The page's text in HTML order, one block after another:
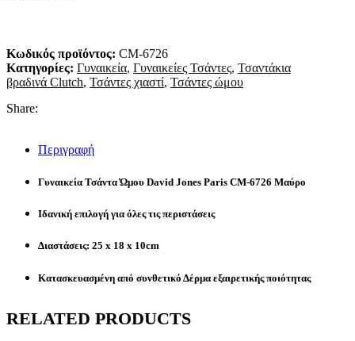
Κωδικός προϊόντος: CM-6726
Κατηγορίες: Γυναικεία, Γυναικείες Τσάντες, Τσαντάκια
βραδινά Clutch, Τσάντες χιαστί, Τσάντες ώμου
Share:
Περιγραφή
Γυναικεία Τσάντα Ώμου David Jones Paris CM-6726 Μαύρο
Ιδανική επιλογή για όλες τις περιστάσεις
Διαστάσεις: 25 x 18 x 10cm
Κατασκευασμένη από συνθετικό Δέρμα εξαιρετικής ποιότητας
RELATED PRODUCTS